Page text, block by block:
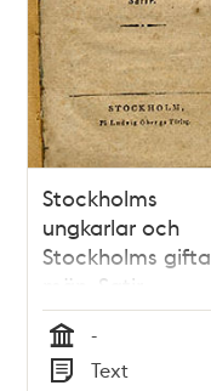
Stockholms
ungkarlar och
Stockholms gifta
män. Satir.
Tid
-
Text